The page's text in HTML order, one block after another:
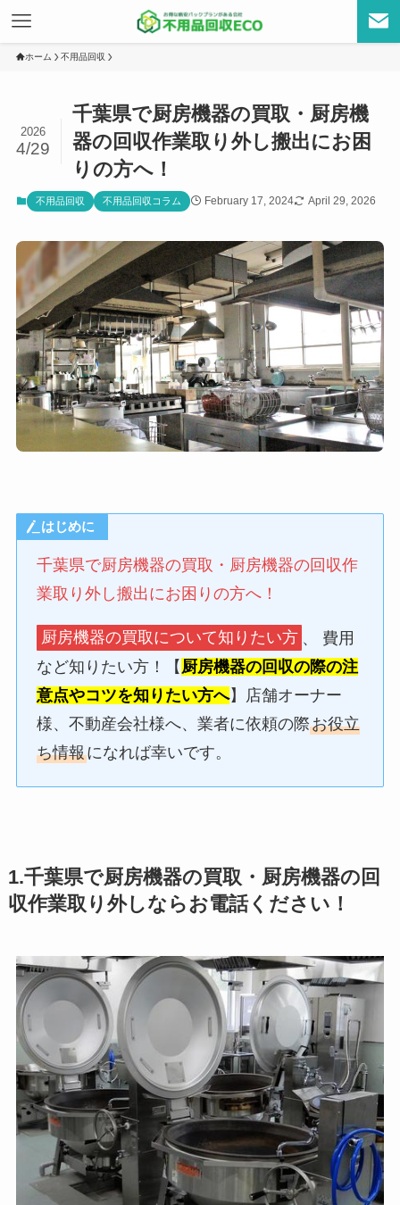
ホーム 不用品回収
千葉県で厨房機器の買取・厨房機
器の回収作業取り外し搬出にお困
りの方へ！
2026
4/29
不用品回収 不用品回収コラム February 17, 2024 April 29, 2026
はじめに
千葉県で厨房機器の買取・厨房機器の回収作
業取り外し搬出にお困りの方へ！
厨房機器の買取について知りたい方 、 費用
など知りたい方！【 厨房機器の回収の際の注
意点やコツを知りたい方へ】店舗オーナー
様、不動産会社様へ、業者に依頼の際お役立
ち情報になれば幸いです。
1.千葉県で厨房機器の買取・厨房機器の回
収作業取り外しならお電話ください！